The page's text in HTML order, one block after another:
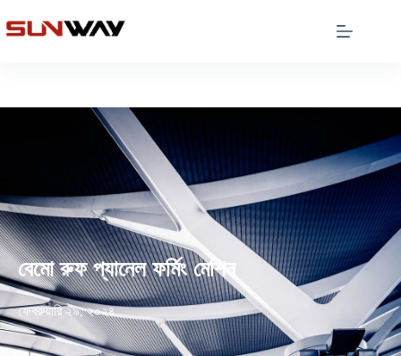
বেমো রুফ প্যানেল ফর্মিং মেশিন
ফেব্রুয়ারি ২৯, ২০২৪